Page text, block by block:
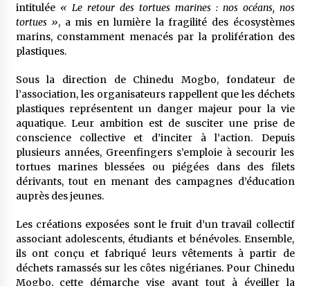
intitulée « Le retour des tortues marines : nos océans, nos
tortues », a mis en lumière la fragilité des écosystèmes
marins, constamment menacés par la prolifération des
plastiques.
Sous la direction de Chinedu Mogbo, fondateur de
l’association, les organisateurs rappellent que les déchets
plastiques représentent un danger majeur pour la vie
aquatique. Leur ambition est de susciter une prise de
conscience collective et d’inciter à l’action. Depuis
plusieurs années, Greenfingers s’emploie à secourir les
tortues marines blessées ou piégées dans des filets
dérivants, tout en menant des campagnes d’éducation
auprès des jeunes.
Les créations exposées sont le fruit d’un travail collectif
associant adolescents, étudiants et bénévoles. Ensemble,
ils ont conçu et fabriqué leurs vêtements à partir de
déchets ramassés sur les côtes nigérianes. Pour Chinedu
Mogbo, cette démarche vise avant tout à éveiller la